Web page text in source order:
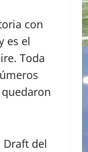
con
es el
Toda
Draft del